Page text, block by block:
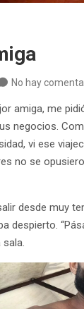
No hay
amiga, me
negocios.
vi ese
no se
desde muy
despierto.